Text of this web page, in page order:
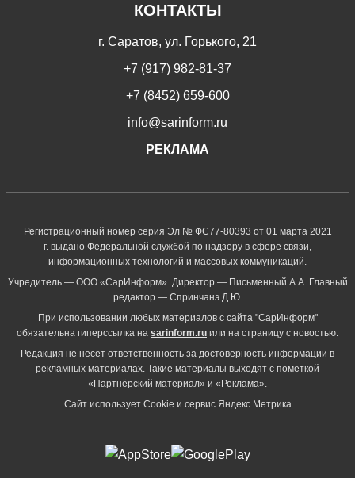
КОНТАКТЫ
г. Саратов, ул. Горького, 21
+7 (917) 982-81-37
+7 (8452) 659-600
info@sarinform.ru
РЕКЛАМА
Регистрационный номер серия Эл № ФС77-80393 от 01 марта 2021
г. выдано Федеральной службой по надзору в сфере связи,
информационных технологий и массовых коммуникаций.
Учредитель — ООО «СарИнформ». Директор — Письменный А.А. Главный
редактор — Спринчанэ Д.Ю.
При использовании любых материалов с сайта "СарИнформ"
обязательна гиперссылка на sarinform.ru или на страницу с новостью.
Редакция не несет ответственность за достоверность информации в
рекламных материалах. Такие материалы выходят с пометкой
«Партнёрский материал» и «Реклама».
Сайт использует Cookie и сервиc Яндекс.Метрика